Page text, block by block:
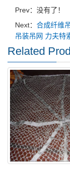
Prev：没有了！
Next： 合成纤维
吊装吊网 力夫特
Related